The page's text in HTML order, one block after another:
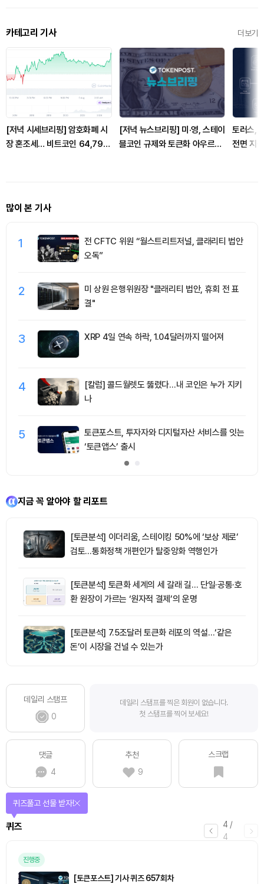
카테고리 기사 더보기
[저녁 시세브리핑] 암호화폐 시
장 혼조세… 비트코인 64,792
[저녁 뉴스브리핑] 미·영, 스테이
블코인 규제와 토큰화 아우르는
토러스,
전면 지
많이 본 기사
1
전 CFTC 위원 “월스트리트저널, 클래리티 법안
오독”
2
미 상원 은행위원장 "클래리티 법안, 휴회 전 표
결"
3 XRP 4일 연속 하락, 1.04달러까지 떨어져
4
[칼럼] 콜드월렛도 뚫렸다…내 코인은 누가 지키
나
5
토큰포스트, 투자자와 디지털자산 서비스를 잇는
‘토큰앱스’ 출시
지금 꼭 알아야 할 리포트
[토큰분석] 이더리움, 스테이킹 50%에 ‘보상 제로’
검토…통화정책 개편인가 탈중앙화 역행인가
[토큰분석] 토큰화 세계의 세 갈래 길… 단일·공통·호
환 원장이 가르는 ‘원자적 결제’의 운명
[토큰분석] 7.5조달러 토큰화 레포의 역설…‘같은
돈’이 시장을 건널 수 있는가
데일리 스탬프
0
데일리 스탬프를 찍은 회원이 없습니다.
첫 스탬프를 찍어 보세요!
댓글
4
추천
9
스크랩
4 /
4
퀴즈
퀴즈풀고 선물 받자!
진행중
[토큰포스트] 기사 퀴즈 657회차